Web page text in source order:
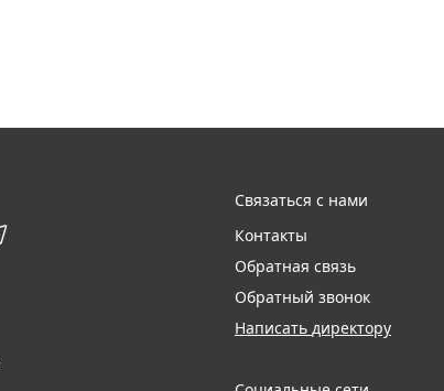
Связаться с нами
Контакты
Обратная связь
Обратный звонок
Написать директору